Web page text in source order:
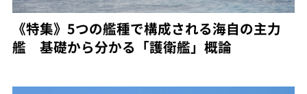
《特集》5つの艦種で構成される海自の主力
艦 基礎から分かる「護衛艦」概論